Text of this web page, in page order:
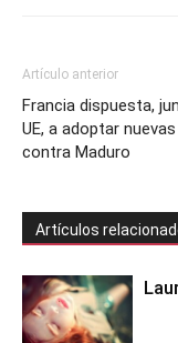
Artículo anterior
Francia dispuesta,
UE, a adoptar
contra Maduro
Artículos